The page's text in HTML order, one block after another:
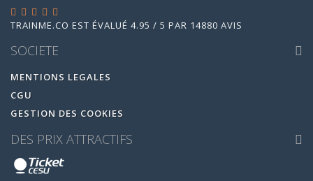
TRAINME.CO EST ÉVALUÉ 4.95 / 5 PAR 14880 AVIS
SOCIETE
MENTIONS LEGALES
CGU
GESTION DES COOKIES
DES PRIX ATTRACTIFS